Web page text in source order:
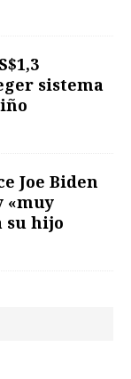
sistema
Joe Biden
«muy
su hijo